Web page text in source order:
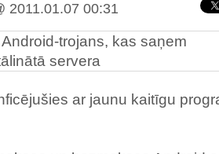
2011.01.07 00:31
ar jaunu kaitīgu